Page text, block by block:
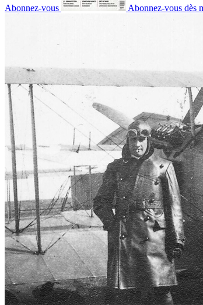
Abonnez-vous Abonnez-vous dès